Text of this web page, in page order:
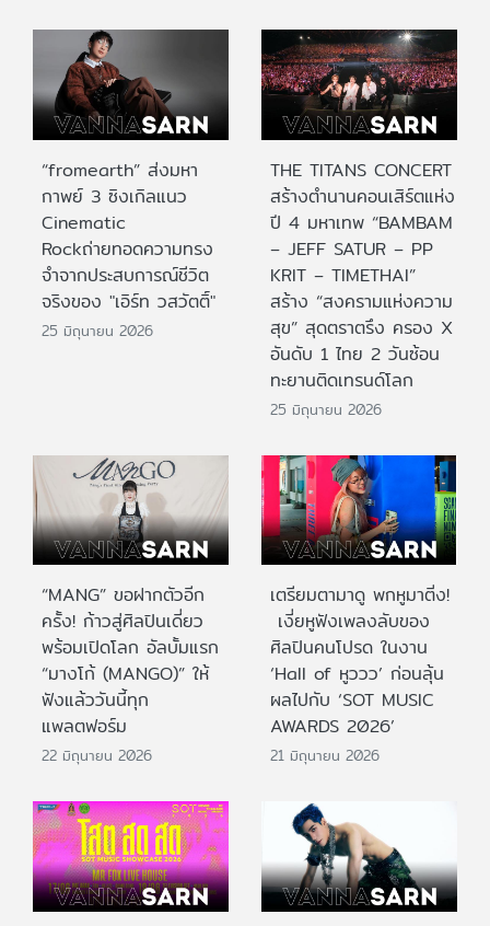
“fromearth” ส่งมหา
กาพย์ 3 ซิงเกิลแนว
Cinematic
Rockถ่ายทอดความทรง
จำจากประสบการณ์ชีวิต
จริงของ "เอิร์ท วสวัตติ์"
25 มิถุนายน 2026
THE TITANS CONCERT
สร้างตำนานคอนเสิร์ตแห่ง
ปี 4 มหาเทพ “BAMBAM
– JEFF SATUR – PP
KRIT – TIMETHAI”
สร้าง “สงครามแห่งความ
สุข” สุดตราตรึง ครอง X
อันดับ 1 ไทย 2 วันซ้อน
ทะยานติดเทรนด์โลก
25 มิถุนายน 2026
“MANG” ขอฝากตัวอีก
ครั้ง! ก้าวสู่ศิลปินเดี่ยว
พร้อมเปิดโลก อัลบั้มแรก
“มางโก้ (MANGO)” ให้
ฟังแล้ววันนี้ทุก
แพลตฟอร์ม
22 มิถุนายน 2026
เตรียมตามาดู พกหูมาติ่ง!
เงี่ยหูฟังเพลงลับของ
ศิลปินคนโปรด ในงาน
‘Hall of หูววว’ ก่อนลุ้น
ผลไปกับ ‘SOT MUSIC
AWARDS 2026’
21 มิถุนายน 2026